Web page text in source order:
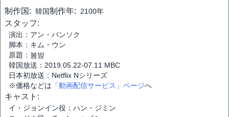
制作国: 韓国制作年: 2100年
スタッフ:
演出：アン・パンソク
脚本：キム・ウン
原題：봄밤
韓国放送：2019.05.22-07.11 MBC
日本初放送：Netflix Nシリーズ
※価格などは 「動画配信サービス」ページへ
キャスト:
イ・ジョンイン役：ハン・ジミン